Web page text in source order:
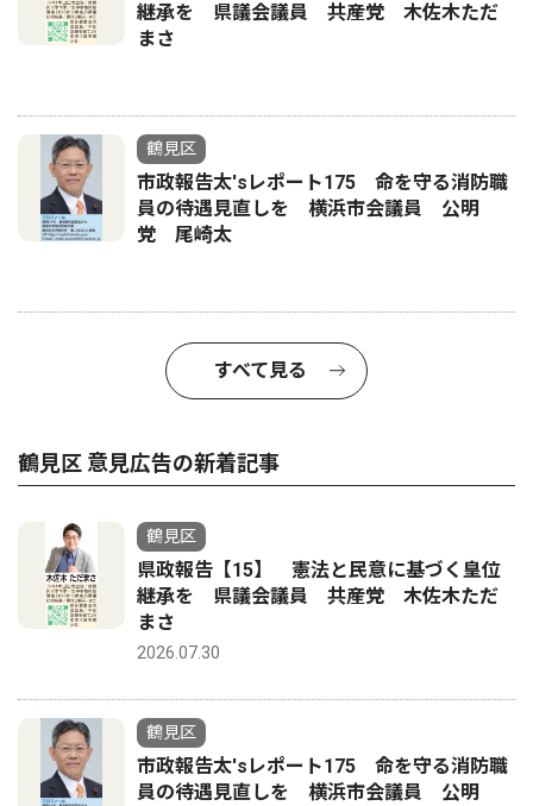
継承を 県議会議員 共産党 木佐木ただ
まさ
鶴見区
市政報告太'sレポート175 命を守る消防職
員の待遇見直しを 横浜市会議員 公明
党 尾崎太
すべて見る
鶴見区 意見広告の新着記事
鶴見区
県政報告【15】 憲法と民意に基づく皇位
継承を 県議会議員 共産党 木佐木ただ
まさ
2026.07.30
鶴見区
市政報告太'sレポート175 命を守る消防職
員の待遇見直しを 横浜市会議員 公明